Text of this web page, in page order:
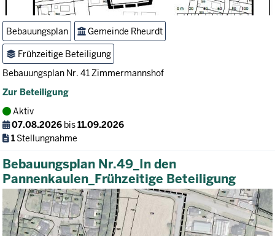
Bebauungsplan Gemeinde Rheurdt
Frühzeitige Beteiligung
Bebauungsplan Nr. 41 Zimmermannshof
Zur Beteiligung
Aktiv
07.08.2026 bis11.09.2026
1Stellungnahme
Bebauungsplan Nr.49_In den
Pannenkaulen_Frühzeitige Beteiligung